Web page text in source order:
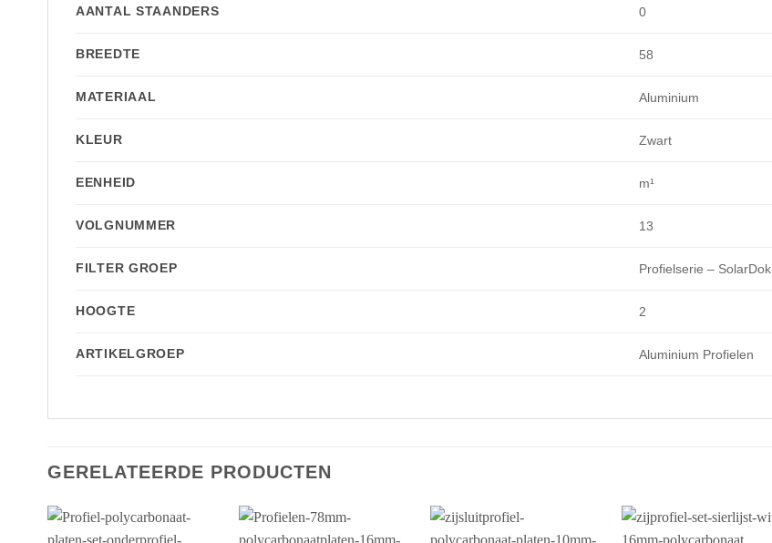
AANTAL STAANDERS 0
BREEDTE 58
MATERIAAL Aluminium
KLEUR Zwart
EENHEID m¹
VOLGNUMMER 13
FILTER GROEP Profielserie – SolarDok
HOOGTE 2
ARTIKELGROEP Aluminium Profielen
GERELATEERDE PRODUCTEN